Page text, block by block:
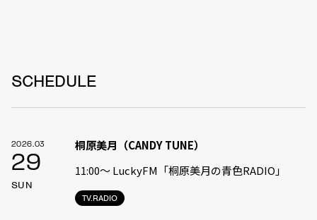
SCHEDULE
2026.03
29
SUN
TV.RADIO
桐原美月（CANDY TUNE）
11:00〜 LuckyFM「桐原美月の青色RADIO」